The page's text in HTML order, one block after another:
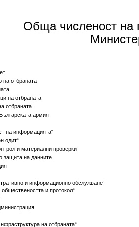
Обща численост на
на отбраната
на отбраната
отбраната
армия
на информацията“
одит“
и материални проверки“
защита на данните
и информационно обслужване“
обществеността и протокол“
на отбраната“